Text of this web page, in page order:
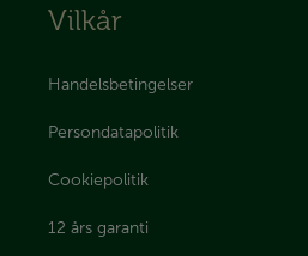
Vilkår
Handelsbetingelser
Persondatapolitik
Cookiepolitik
12 års garanti